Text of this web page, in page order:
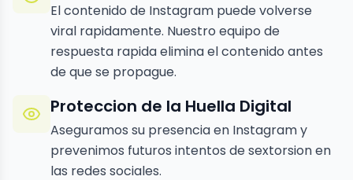
El contenido de Instagram puede volverse
viral rapidamente. Nuestro equipo de
respuesta rapida elimina el contenido antes
de que se propague.
Proteccion de la Huella Digital
Aseguramos su presencia en Instagram y
prevenimos futuros intentos de sextorsion en
las redes sociales.